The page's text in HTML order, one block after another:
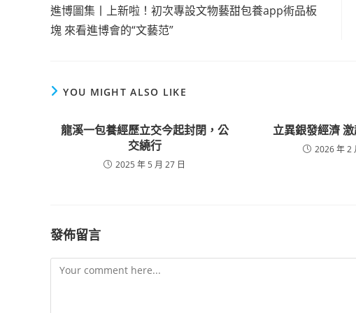
articles
進博圖集丨上新啦！初次專設文物藝甜包養app術品板
塊 來看進博會的“文藝范”
YOU MIGHT ALSO LIKE
龍溪一包養經歷立交今起封閉，公
交繞行
2025 年 5 月 27 日
立異銀發經濟
2026 年 2
發佈留言
Comment